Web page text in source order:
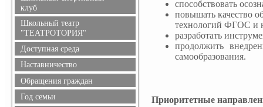
клуб
Школьный театр
"ТЕАТРОТОРИЯ"
Доступная среда
Наставничество
Обращения граждан
Год семьи
способствовать
повышать качество
технологий ФГОС и
разработать
продолжить
самообразования.
Приоритетные